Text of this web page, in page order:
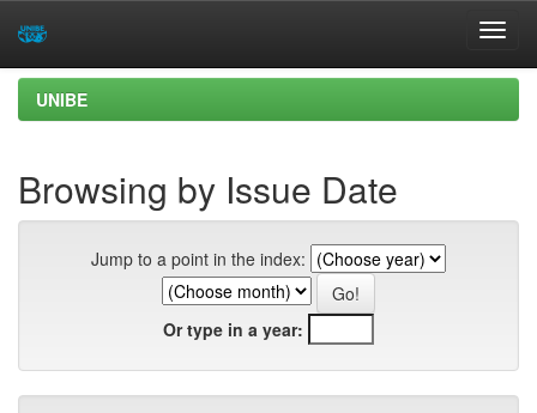
Skip
navigation
UNIBE
Browsing by Issue Date
Jump to a point in the index:
Or type in a year: